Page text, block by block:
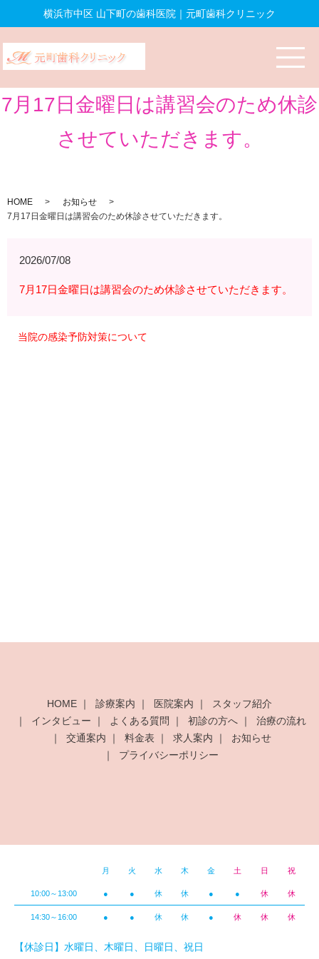
横浜市中区 山下町の歯科医院｜元町歯科クリニック
7月17日金曜日は講習会のため休診
させていただきます。
HOME
お知らせ
7月17日金曜日は講習会のため休診させていただきます。
2026/07/08
7月17日金曜日は講習会のため休診させていただきます。
当院の感染予防対策について
HOME 診療案内 医院案内
スタッフ紹介
インタビュー
よくある質問 初診の方へ
治療の流れ
交通案内
料金表 求人案内
お知らせ
プライバシーポリシー
月 火 水 木 金 土 日 祝
10:00～13:00 ● ● 休 休 ● ● 休 休
14:30～16:00 ● ● 休 休 ● 休 休 休
【休診日】水曜日、木曜日、日曜日、祝日